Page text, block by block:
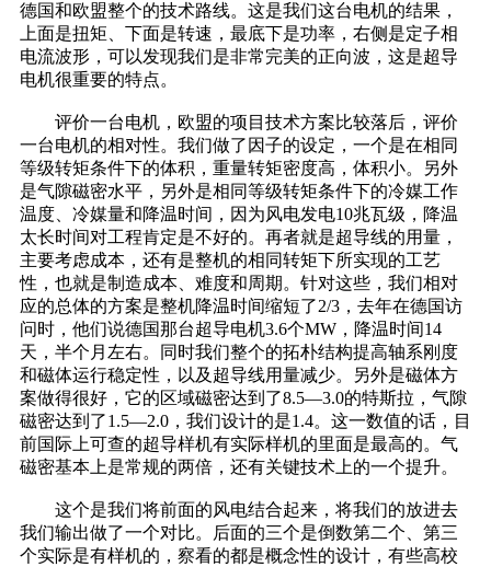
德国和欧盟整个的技术路线。这是我们这台电机的结果，
上面是扭矩、下面是转速，最底下是功率，右侧是定子相
电流波形，可以发现我们是非常完美的正向波，这是超导
电机很重要的特点。
评价一台电机，欧盟的项目技术方案比较落后，评价
一台电机的相对性。我们做了因子的设定，一个是在相同
等级转矩条件下的体积，重量转矩密度高，体积小。另外
是气隙磁密水平，另外是相同等级转矩条件下的冷媒工作
温度、冷媒量和降温时间，因为风电发电10兆瓦级，降温
太长时间对工程肯定是不好的。再者就是超导线的用量，
主要考虑成本，还有是整机的相同转矩下所实现的工艺
性，也就是制造成本、难度和周期。针对这些，我们相对
应的总体的方案是整机降温时间缩短了2/3，去年在德国访
问时，他们说德国那台超导电机3.6个MW，降温时间14
天，半个月左右。同时我们整个的拓朴结构提高轴系刚度
和磁体运行稳定性，以及超导线用量减少。另外是磁体方
案做得很好，它的区域磁密达到了8.5—3.0的特斯拉，气隙
磁密达到了1.5—2.0，我们设计的是1.4。这一数值的话，目
前国际上可查的超导样机有实际样机的里面是最高的。气
磁密基本上是常规的两倍，还有关键技术上的一个提升。
这个是我们将前面的风电结合起来，将我们的放进去
我们输出做了一个对比。后面的三个是倒数第二个、第三
个实际是有样机的，察看的都是概念性的设计，有些高校